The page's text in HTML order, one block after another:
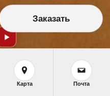
Заказать
Карта Почта